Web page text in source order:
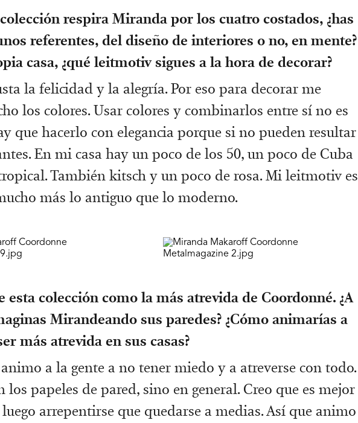
respira Miranda por los cuatro costados, ¿has
referentes, del diseño de interiores o no, en mente?
casa, ¿qué leitmotiv sigues a la hora de decorar?
la felicidad y la alegría. Por eso para decorar me
los colores. Usar colores y combinarlos entre sí no es
que hacerlo con elegancia porque si no pueden resultar
En mi casa hay un poco de los 50, un poco de Cuba
También kitsch y un poco de rosa. Mi leitmotiv es
más lo antiguo que lo moderno.
esta colección como la más atrevida de Coordonné. ¿A
Mirandeando sus paredes? ¿Cómo animarías a
más atrevida en sus casas?
a la gente a no tener miedo y a atreverse con todo.
los papeles de pared, sino en general. Creo que es mejor
arrepentirse que quedarse a medias. Así que animo